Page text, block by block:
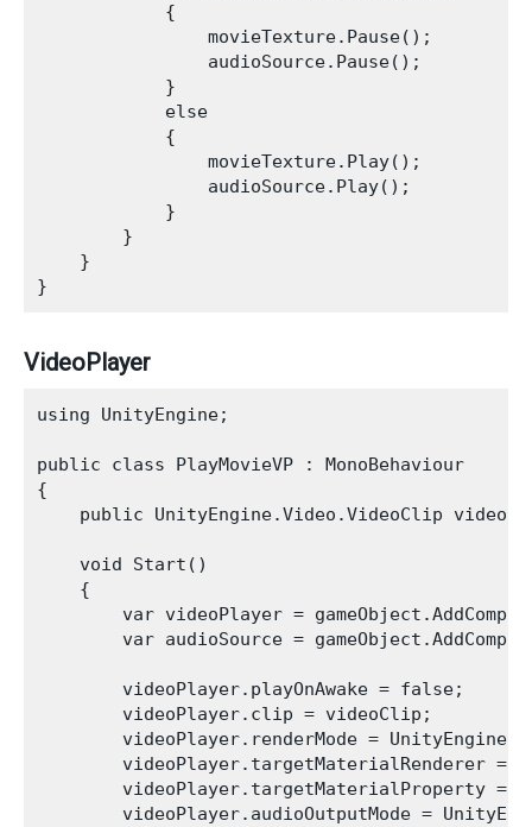
            {
                movieTexture.Pause();
                audioSource.Pause();
            }
            else
            {
                movieTexture.Play();
                audioSource.Play();
            }
        }
    }
VideoPlayer
using UnityEngine;
public class PlayMovieVP : MonoBehaviour
{
public UnityEngine.Video.VideoClip
    void Start()
    {
var videoPlayer =
var audioSource =
        videoPlayer.playOnAwake = false;
        videoPlayer.clip = videoClip;
videoPlayer.renderMode =
videoPlayer.targetMaterialRenderer =
videoPlayer.targetMaterialProperty =
videoPlayer.audioOutputMode =